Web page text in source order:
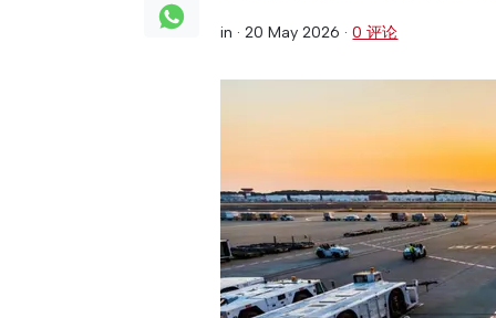
in ·20 May 2026 ·0 评论